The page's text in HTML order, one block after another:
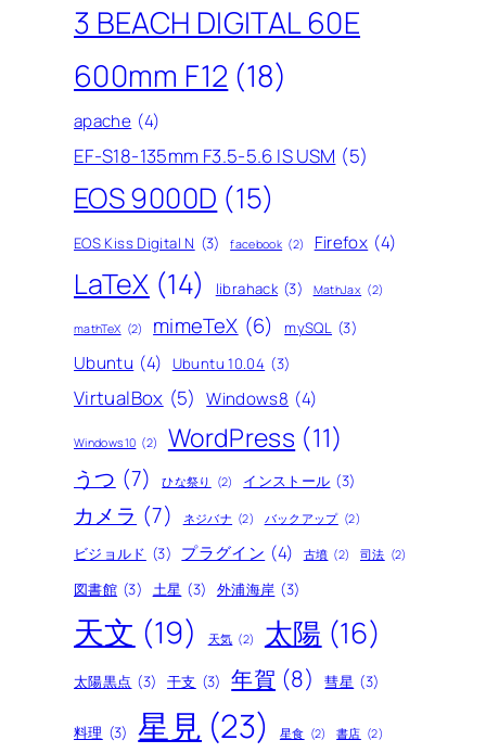
3 BEACH DIGITAL 60E
600mm F12 (18)
apache (4)
EF-S18-135mm F3.5-5.6 IS USM (5)
EOS 9000D (15)
EOS Kiss Digital N (3) facebook (2) Firefox (4)
LaTeX (14) librahack (3) MathJax (2)
mathTeX (2) mimeTeX (6) mySQL (3)
Ubuntu (4) Ubuntu 10.04 (3)
VirtualBox (5) Windows8 (4)
Windows10 (2) WordPress (11)
うつ (7) ひな祭り (2) インストール (3)
カメラ (7) ネジバナ (2) バックアップ (2)
ビジョルド (3) プラグイン (4) 古墳 (2) 司法 (2)
図書館 (3) 土星 (3) 外浦海岸 (3)
天文 (19) 天気 (2) 太陽 (16)
太陽黒点 (3) 干支 (3) 年賀 (8) 彗星 (3)
料理 (3) 星見 (23) 星食 (2) 書店 (2)